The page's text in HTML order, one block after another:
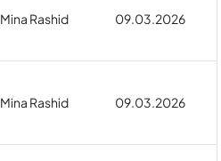
Mina Rashid 09.03.2026
Mina Rashid 09.03.2026